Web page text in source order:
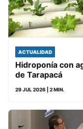
ACTUALIDAD
Hidroponía con
de Tarapacá
29 JUL 2026 | 2 MIN.